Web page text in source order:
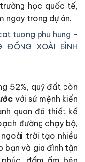
học quốc tế,
ngay trong dự án.
52%, quỹ đất còn
với sứ mệnh kiến
quan đã thiết kế
đường chạy bộ,
trời tạo nhiều
bạn và gia đình tận
phúc, đầm ấm bên